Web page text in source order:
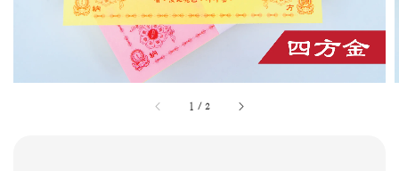
1 /2